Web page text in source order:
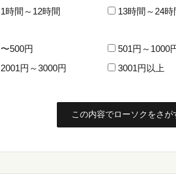
1時間～12時間
13時間～24時
〜500円 501円～1000
2001円～3000円
3001円以上